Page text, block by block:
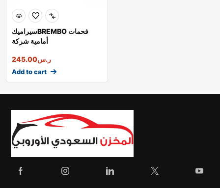
سيراميكBREMBO فحمات
أمامية شركة
ر.س245.00
Add to cart